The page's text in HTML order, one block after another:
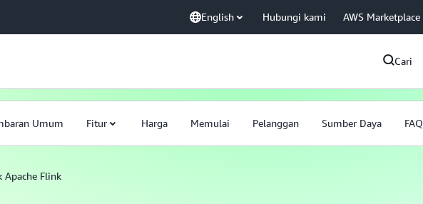
English Hubungi kami AWS Marketplace
Cari
Umum Fitur Harga Memulai Pelanggan Sumber Daya FAQ
Apache Flink